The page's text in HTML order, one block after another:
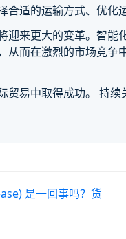
适的运输方式、优化
来更大的变革。智
从而在激烈的市场竞争
贸易中取得成功。 持续
是一回事吗？货